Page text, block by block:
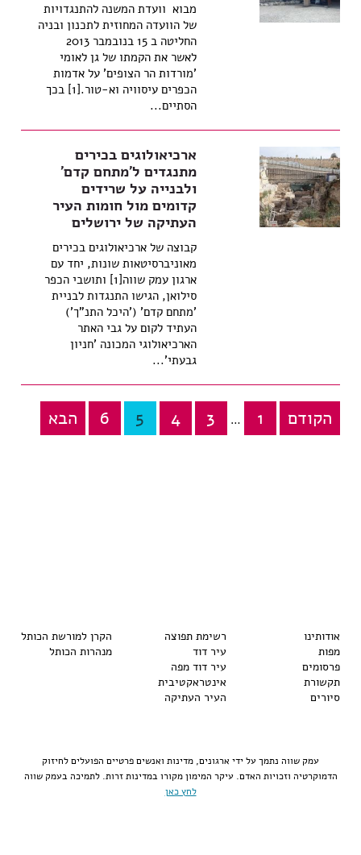
מבוא וועדת המשנה להתנגדויות
של הוועדה המחוזית לתכנון ובניה
החליטה ב 15 בנובמבר 2013
לאשר את הקמתו של גן לאומי
'מורדות הר הצופים' על אדמות
הכפרים עיסוויה וא-טור.[1] בכך
הסתיים...
ארכיאולוגים בכירים
מתנגדים ל'מתחם קדם'
ולבנייה על שרידים
קדומים מול חומות העיר
העתיקה של ירושלים
קבוצה של ארכיאולוגים בכירים
מאוניברסיטאות שונות, יחד עם
ארגון עמק שווה[1] ותושבי הכפר
סילואן, הגישו התנגדות לבניית
'מתחם קדם' ('היכל התנ"ך')
העתיד לקום על גבי האתר
הארכיאולוגי המכונה 'חניון
גבעתי'...
Posts
pagination
הקודם 1
…
3
4
5
6 הבא
אודותינו
מפות
פרסומים
תקשורת
סיורים
רשימת תפוצה
עיר דוד
עיר דוד מפה
אינטראקטיבית
העיר העתיקה
הקרן למורשת הכותל
מנהרות הכותל
עמק שווה נתמך על ידי ארגונים, מדינות ואנשים פרטיים הפועלים לחיזוק
הדמוקרטיה וזכויות האדם. עיקר המימון מקורו במדינות זרות. לתמיכה בעמק שווה
לחץ כאן